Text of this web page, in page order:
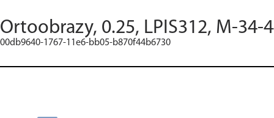
Ortoobrazy, 0.25, LPIS312, M-34-
00db9640-1767-11e6-bb05-b870f44b6730